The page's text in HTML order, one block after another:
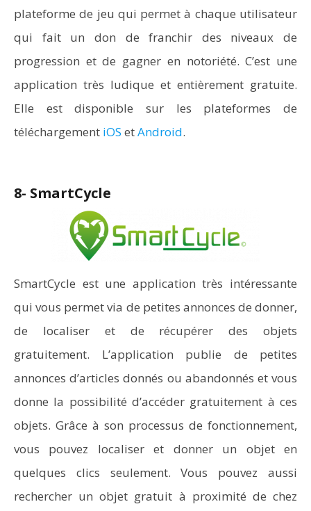
plateforme de jeu qui permet à chaque utilisateur
qui fait un don de franchir des niveaux de
progression et de gagner en notoriété. C’est une
application très ludique et entièrement gratuite.
Elle est disponible sur les plateformes de
téléchargement iOS etAndroid.
8- SmartCycle
SmartCycle est une application très intéressante
qui vous permet via de petites annonces de donner,
de localiser et de récupérer des objets
gratuitement. L’application publie de petites
annonces d’articles donnés ou abandonnés et vous
donne la possibilité d’accéder gratuitement à ces
objets. Grâce à son processus de fonctionnement,
vous pouvez localiser et donner un objet en
quelques clics seulement. Vous pouvez aussi
rechercher un objet gratuit à proximité de chez